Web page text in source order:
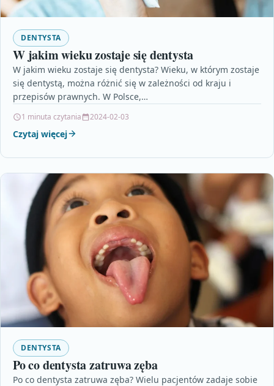
DENTYSTA
W jakim wieku zostaje się dentysta
W jakim wieku zostaje się dentysta? Wieku, w którym zostaje
się dentystą, można różnić się w zależności od kraju i
przepisów prawnych. W Polsce,…
1 minuta czytania 2024-02-03
Czytaj więcej
DENTYSTA
Po co dentysta zatruwa zęba
Po co dentysta zatruwa zęba? Wielu pacjentów zadaje sobie